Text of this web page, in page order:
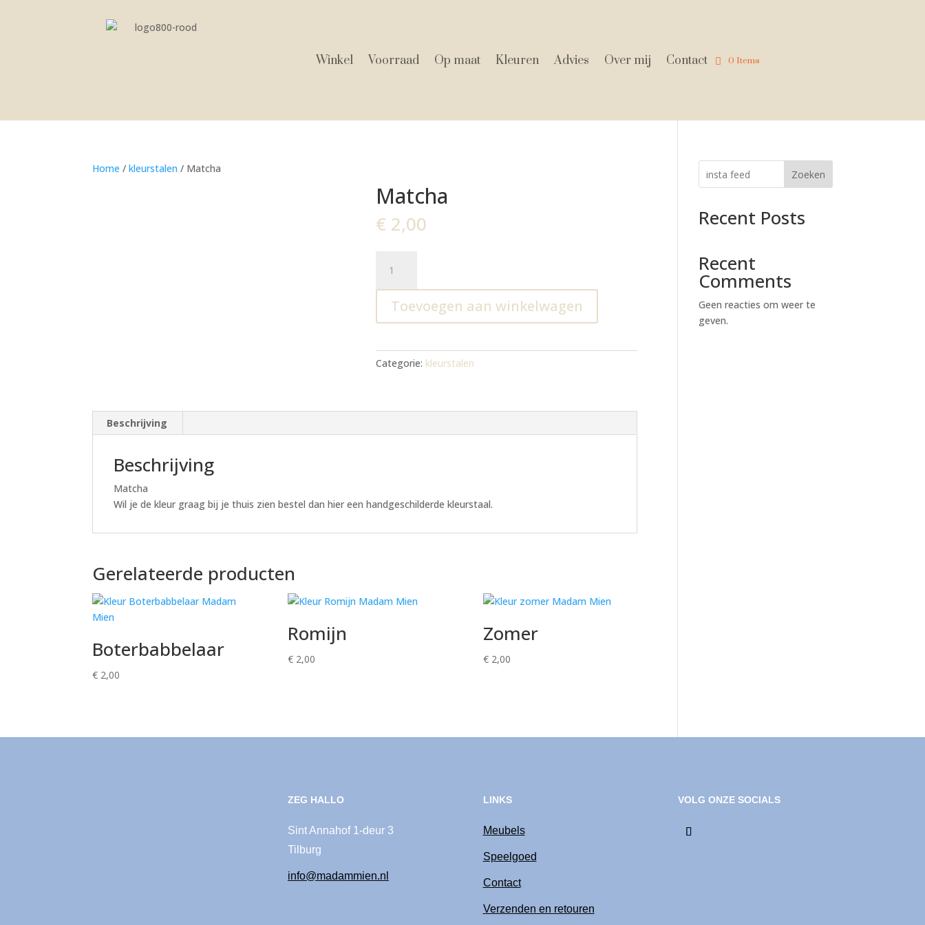
Winkel Voorraad Op maat Kleuren Advies Over mij Contact 0 Items
Home /kleurstalen / Matcha
Matcha
€ 2,00
aantal
Toevoegen aan winkelwagen
Categorie: kleurstalen
Beschrijving
Beschrijving
Matcha
Wil je de kleur graag bij je thuis zien bestel dan hier een handgeschilderde kleurstaal.
Gerelateerde producten
Boterbabbelaar
€ 2,00
Romijn
€2,00
Zomer
€2,00
Zoeken
Recent Posts
Recent
Comments
Geen reacties om weer te
geven.
ZEG HALLO
Sint Annahof 1-deur 3
Tilburg
info@madammien.nl
LINKS
Meubels
Speelgoed
Contact
Verzenden en retouren
VOLG ONZE SOCIALS